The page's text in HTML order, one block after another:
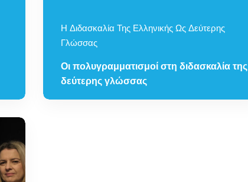
Η Διδασκαλία Της Ελληνικής Ως Δεύτερης
Γλώσσας
Οι πολυγραμματισμοί στη διδασκαλία της
δεύτερης γλώσσας